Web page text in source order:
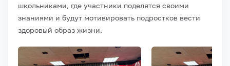
школьниками, где участники поделятся своими
знаниями и будут мотивировать подростков вести
здоровый образ жизни.